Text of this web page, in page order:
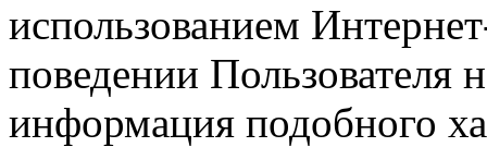
использованием
поведении Пользователя
информация подобного